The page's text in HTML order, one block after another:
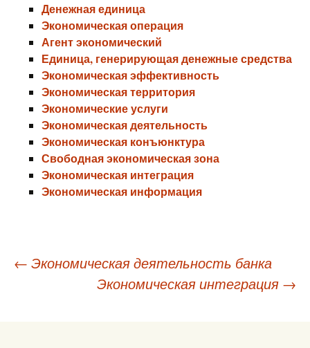
Денежная единица
Экономическая операция
Агент экономический
Единица, генерирующая денежные средства
Экономическая эффективность
Экономическая территория
Экономические услуги
Экономическая деятельность
Экономическая конъюнктура
Свободная экономическая зона
Экономическая интеграция
Экономическая информация
Навигация
← Экономическая деятельность банка
Экономическая интеграция →